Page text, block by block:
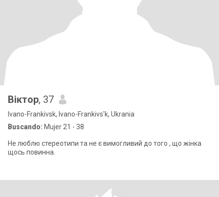
Віктор, 37
Ivano-Frankivsk, Ivano-Frankivs'k, Ukrania
Buscando: Mujer 21 - 38
Не люблю стереотипи та не є вимогливий до того , що жінка
щось повинна.